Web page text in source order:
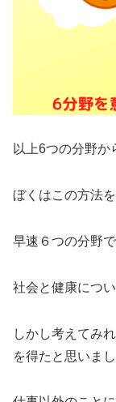
以上6つの分野か
ぼくはこの方法
早速６つの分野
社会と健康につ
しかし考えてみ
を得たと思いま